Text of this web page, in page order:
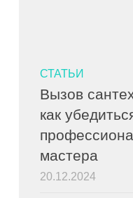
СТАТЬИ
Вызов
как
мастера
20.12.2024